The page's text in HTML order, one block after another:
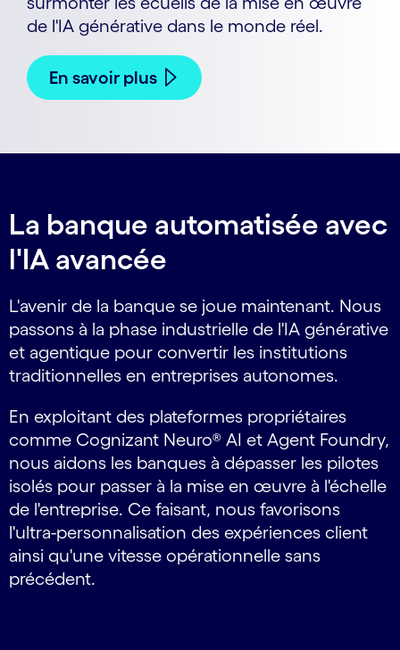
de l'IA générative dans le monde réel.
En savoir plus
La banque automatisée avec
l'IA avancée
L'avenir de la banque se joue maintenant. Nous
passons à la phase industrielle de l'IA générative
et agentique pour convertir les institutions
traditionnelles en entreprises autonomes.
En exploitant des plateformes propriétaires
comme Cognizant Neuro® AI et Agent Foundry,
nous aidons les banques à dépasser les pilotes
isolés pour passer à la mise en œuvre à l'échelle
de l'entreprise. Ce faisant, nous favorisons
l'ultra-personnalisation des expériences client
ainsi qu'une vitesse opérationnelle sans
précédent.